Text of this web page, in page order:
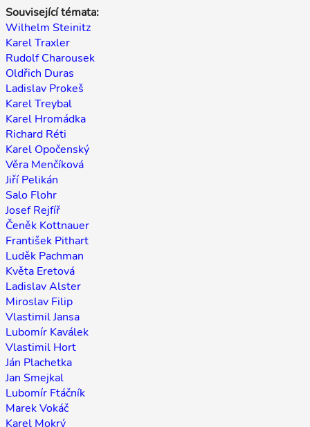
Související témata:
Wilhelm Steinitz
Karel Traxler
Rudolf Charousek
Oldřich Duras
Ladislav Prokeš
Karel Treybal
Karel Hromádka
Richard Réti
Karel Opočenský
Věra Menčíková
Jiří Pelikán
Salo Flohr
Josef Rejfíř
Čeněk Kottnauer
František Pithart
Luděk Pachman
Květa Eretová
Ladislav Alster
Miroslav Filip
Vlastimil Jansa
Lubomír Kaválek
Vlastimil Hort
Ján Plachetka
Jan Smejkal
Lubomír Ftáčník
Marek Vokáč
Karel Mokrý